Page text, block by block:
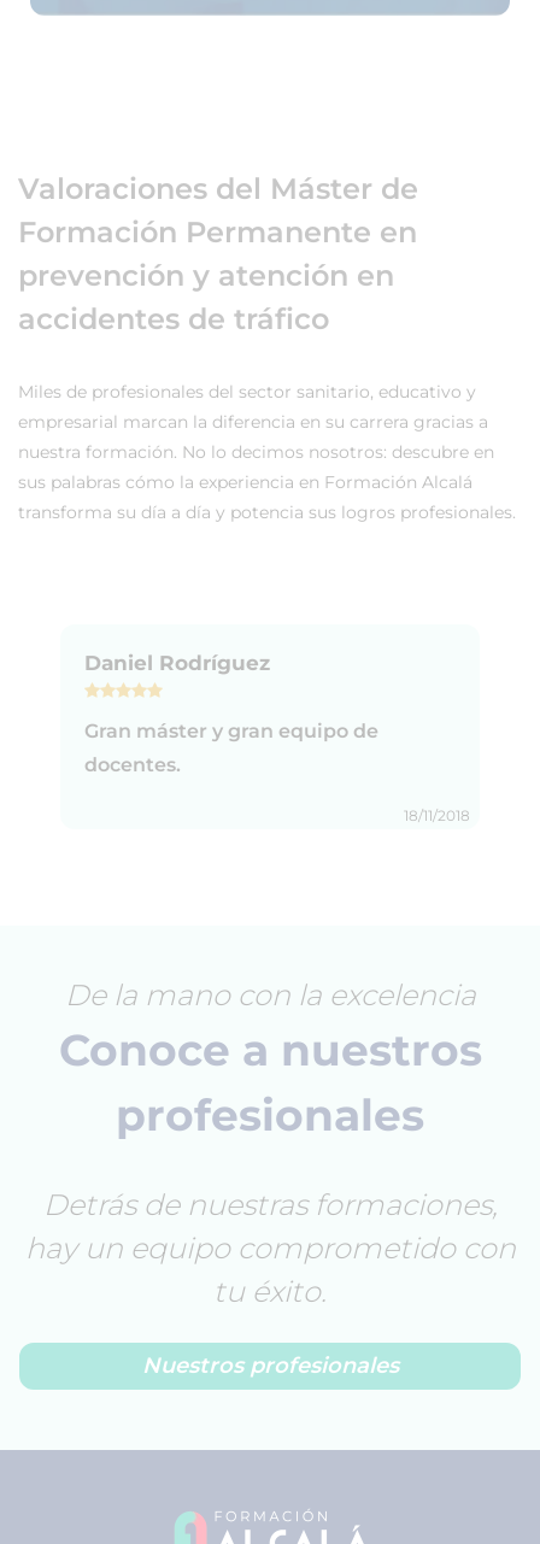
Valoraciones del Máster de
Formación Permanente en
prevención y atención en
accidentes de tráfico
Miles de profesionales del sector sanitario, educativo y
empresarial marcan la diferencia en su carrera gracias a
nuestra formación. No lo decimos nosotros: descubre en
sus palabras cómo la experiencia en Formación Alcalá
transforma su día a día y potencia sus logros profesionales.
Daniel Rodríguez
Gran máster y gran equipo de
docentes.
18/11/2018
De la mano con la excelencia
Conoce a nuestros
profesionales
Detrás de nuestras formaciones,
hay un equipo comprometido con
tu éxito.
Nuestros profesionales